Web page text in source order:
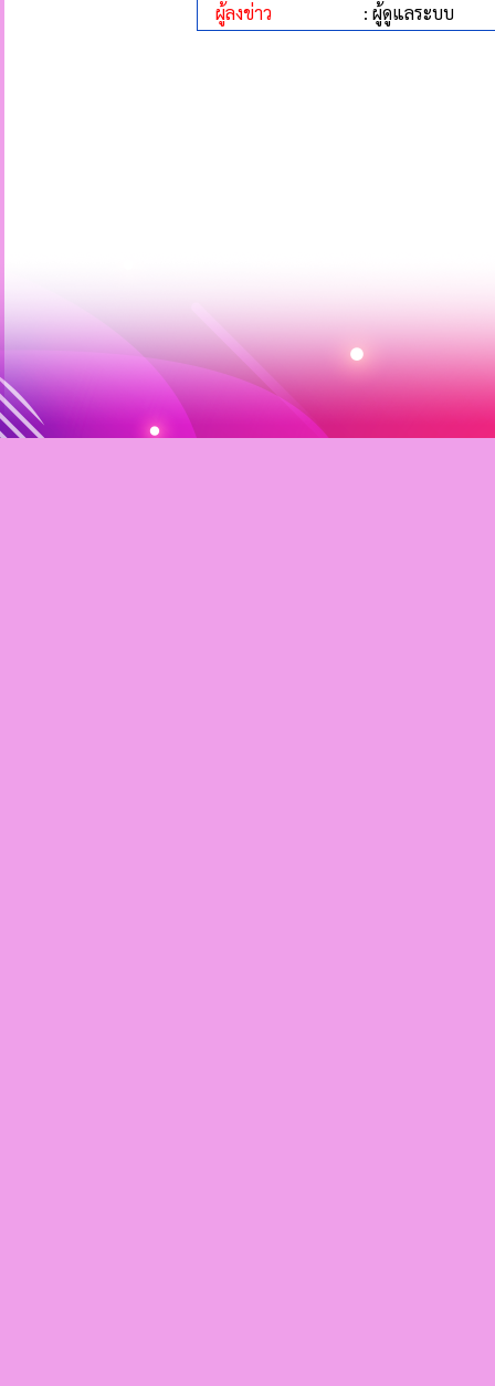
ผู้ลงข่าว
: ผู้ดูแลระบบ